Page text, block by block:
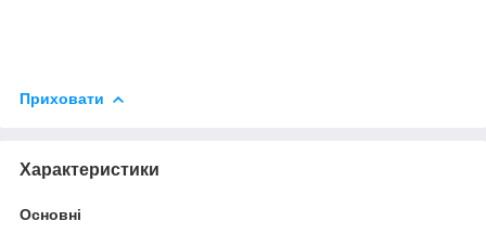
Приховати
Характеристики
Основні